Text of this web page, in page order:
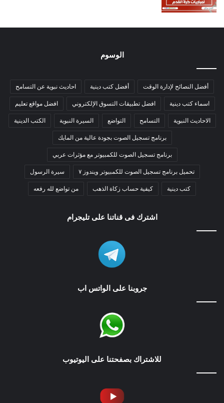
الوسوم
أفضل النصائح لإدارة الوقت أفضل كتب دينية احاديث نبوية عن التسامح
اسماء كتب دينية افضل تطبيقات التسوق الإلكتروني افضل مواقع تعليم
الاحاديث النبوية التسامح التواضع السيرة النبوية الكتب الدينية
برنامج تسجيل الصوت بجودة عالية من المايك
برنامج تسجيل الصوت للكمبيوتر مع مؤثرات عربي
تحميل برنامج تسجيل الصوت للكمبيوتر ويندوز ٧ سيرة الرسول
كتب دينية كيفية حساب زكاة الذهب من تواضع لله رفعه
اشترك فى قناتنا على تليجرام
جروبنا على الواتس اب
للاشتراك بصفحتنا على اليوتيوب